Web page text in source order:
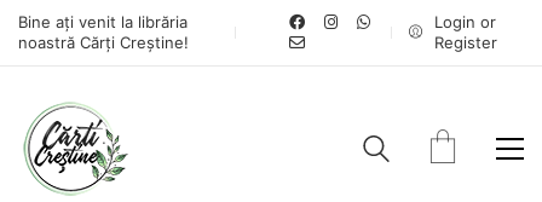
Bine ați venit la librăria
noastră Cărți Creștine!
Login or
Register